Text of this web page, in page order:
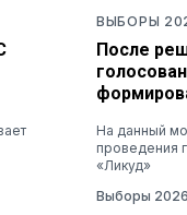
ВЫБОРЫ
После
На данный
проведения
«Ликуд»
Выборы 2026